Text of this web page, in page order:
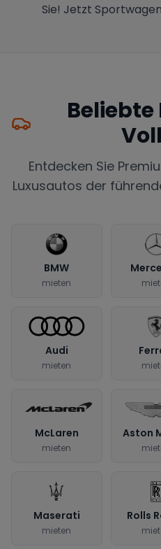
Sie! Jetzt
Entdecken Sie
Luxusautos der
BMW
mieten
Audi
mieten
McLaren
mieten
Aston
Maserati
mieten
Rolls